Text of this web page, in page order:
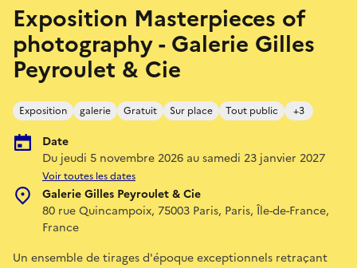
Exposition Masterpieces of
photography - Galerie Gilles
Peyroulet & Cie
Exposition galerie Gratuit Sur place Tout public +3
Date
Du jeudi 5 novembre 2026 au samedi 23 janvier 2027
Voir toutes les dates
Galerie Gilles Peyroulet & Cie
80 rue Quincampoix, 75003 Paris, Paris, Île-de-France,
France
Un ensemble de tirages d'époque exceptionnels retraçant